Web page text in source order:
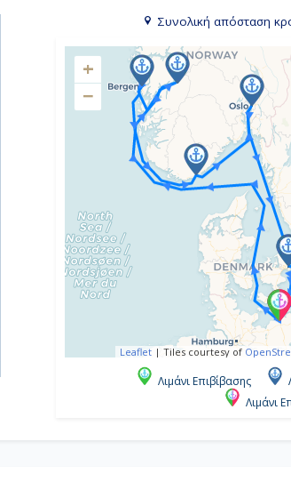
Συνολική απόσταση
+
−
Leaflet | Tiles courtesy of
Λιμάνι Επιβίβασης
Λιμάνι